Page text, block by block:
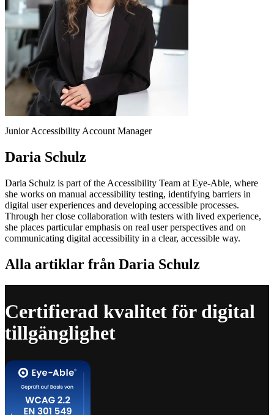
Junior Accessibility Account Manager
Daria Schulz
Daria Schulz is part of the Accessibility Team at Eye-Able, where
she works on manual accessibility testing, identifying barriers in
digital user experiences and developing accessible processes.
Through her close collaboration with testers with lived experience,
she places particular emphasis on real user perspectives and on
communicating digital accessibility in a clear, accessible way.
Alla artiklar från Daria Schulz
Certifierad kvalitet för digital
tillgänglighet